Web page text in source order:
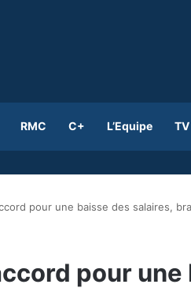
RMC C+ L’Equipe TV
pour une baisse des salaires,
pour